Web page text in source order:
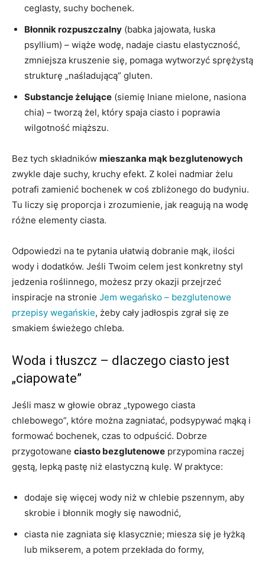
ceglasty, suchy bochenek.
Błonnik rozpuszczalny (babka jajowata, łuska
psyllium) – wiąże wodę, nadaje ciastu elastyczność,
zmniejsza kruszenie się, pomaga wytworzyć sprężystą
strukturę „naśladującą” gluten.
Substancje żelujące (siemię lniane mielone, nasiona
chia) – tworzą żel, który spaja ciasto i poprawia
wilgotność miąższu.
Bez tych składników mieszanka mąk bezglutenowych
zwykle daje suchy, kruchy efekt. Z kolei nadmiar żelu
potrafi zamienić bochenek w coś zbliżonego do budyniu.
Tu liczy się proporcja i zrozumienie, jak reagują na wodę
różne elementy ciasta.
Odpowiedzi na te pytania ułatwią dobranie mąk, ilości
wody i dodatków. Jeśli Twoim celem jest konkretny styl
jedzenia roślinnego, możesz przy okazji przejrzeć
inspiracje na stronie Jem wegańsko – bezglutenowe
przepisy wegańskie, żeby cały jadłospis zgrał się ze
smakiem świeżego chleba.
Woda i tłuszcz – dlaczego ciasto jest
„ciapowate”
Jeśli masz w głowie obraz „typowego ciasta
chlebowego”, które można zagniatać, podsypywać mąką i
formować bochenek, czas to odpuścić. Dobrze
przygotowane ciasto bezglutenowe przypomina raczej
gęstą, lepką pastę niż elastyczną kulę. W praktyce:
dodaje się więcej wody niż w chlebie pszennym, aby
skrobie i błonnik mogły się nawodnić,
ciasta nie zagniata się klasycznie; miesza się je łyżką
lub mikserem, a potem przekłada do formy,